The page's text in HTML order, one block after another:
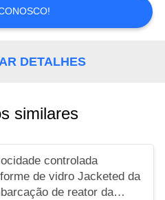
DETALHES
similares
controlada
de vidro Jacketed da
de reator da